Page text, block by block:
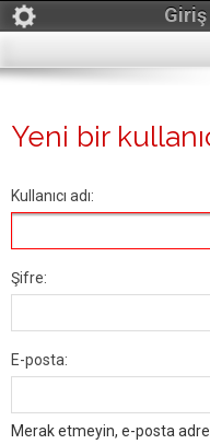
Giriş
Yeni bir
Kullanıcı adı:
Şifre:
E-posta:
Merak etmeyin, e-posta